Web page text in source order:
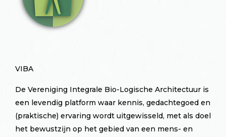
VIBA
De Vereniging Integrale Bio-Logische Architectuur is
een levendig platform waar kennis, gedachtegoed en
(praktische) ervaring wordt uitgewisseld, met als doel
het bewustzijn op het gebied van een mens- en